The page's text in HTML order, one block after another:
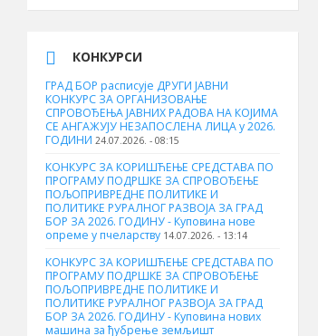
КОНКУРСИ
ГРАД БОР расписује ДРУГИ ЈАВНИ
КОНКУРС ЗА ОРГАНИЗОВАЊЕ
СПРОВОЂЕЊА ЈАВНИХ РАДОВА НА КОЈИМА
СЕ АНГАЖУЈУ НЕЗАПОСЛЕНА ЛИЦА у 2026.
ГОДИНИ 24.07.2026. - 08:15
КОНКУРС ЗА КОРИШЋЕЊЕ СРЕДСТАВА ПО
ПРОГРАМУ ПОДРШКЕ ЗА СПРОВОЂЕЊЕ
ПОЉОПРИВРЕДНЕ ПОЛИТИКЕ И
ПОЛИТИКЕ РУРАЛНОГ РАЗВОЈА ЗА ГРАД
БОР ЗА 2026. ГОДИНУ - Куповина нове
опреме у пчеларству 14.07.2026. - 13:14
КОНКУРС ЗА КОРИШЋЕЊЕ СРЕДСТАВА ПО
ПРОГРАМУ ПОДРШКЕ ЗА СПРОВОЂЕЊЕ
ПОЉОПРИВРЕДНЕ ПОЛИТИКЕ И
ПОЛИТИКЕ РУРАЛНОГ РАЗВОЈА ЗА ГРАД
БОР ЗА 2026. ГОДИНУ - Куповина нових
машина за ђубрење земљишт